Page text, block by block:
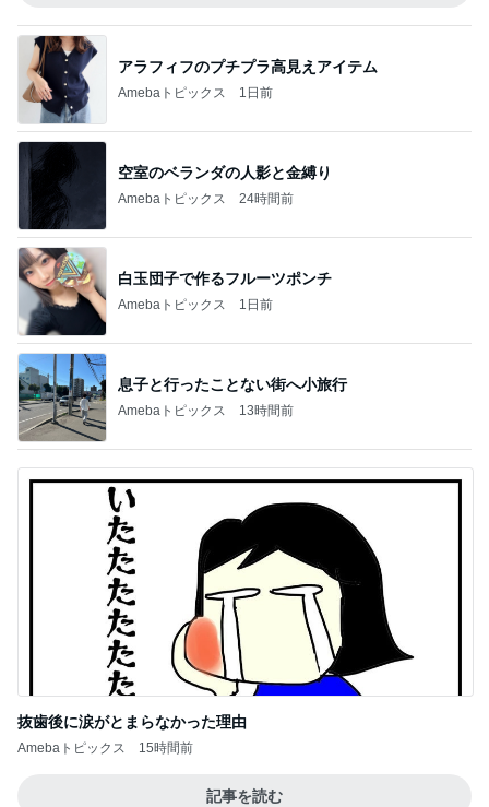
アラフィフのプチプラ高見えアイテム
Amebaトピックス 1日前
空室のベランダの人影と金縛り
Amebaトピックス 24時間前
白玉団子で作るフルーツポンチ
Amebaトピックス 1日前
息子と行ったことない街へ小旅行
Amebaトピックス 13時間前
抜歯後に涙がとまらなかった理由
Amebaトピックス 15時間前
記事を読む